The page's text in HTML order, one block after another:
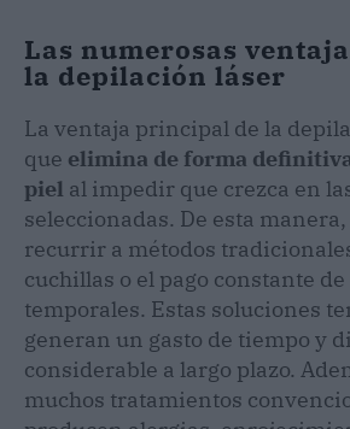
Las numerosas
la depilación láser
La ventaja principal de la
que elimina de forma
piel al impedir que crezca en
seleccionadas. De esta
recurrir a métodos
cuchillas o el pago constante
temporales. Estas soluciones
generan un gasto de tiempo y
considerable a largo plazo.
muchos tratamientos